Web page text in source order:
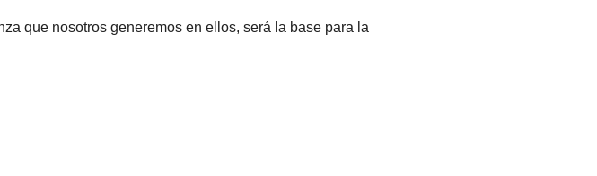
que nosotros generemos en ellos, será la base para la